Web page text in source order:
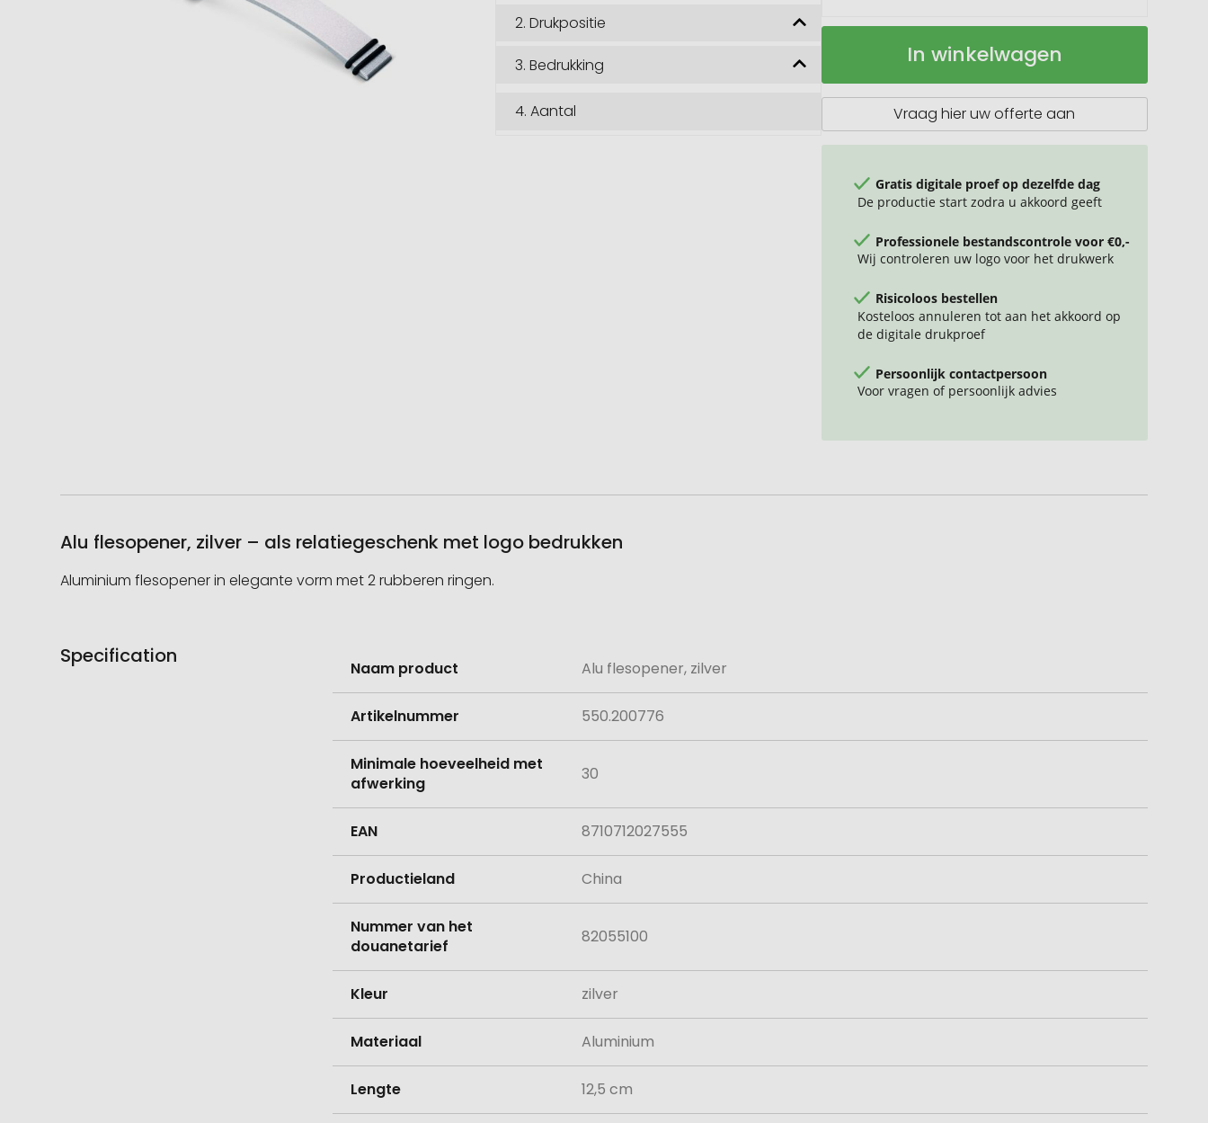
2.Drukpositie
3.Bedrukking
4.Aantal
Aluminium
Op
In winkelwagen
Vraag hier uw offerte aan
Gratis digitale proef op dezelfde dag
De productie start zodra u akkoord geeft
Professionele bestandscontrole voor €0,-
Wij controleren uw logo voor het drukwerk
Risicoloos bestellen
Kosteloos annuleren tot aan het akkoord op
de digitale drukproef
Persoonlijk contactpersoon
Voor vragen of persoonlijk advies
Alu flesopener, zilver – als relatiegeschenk met logo bedrukken
Aluminium flesopener in elegante vorm met 2 rubberen ringen.
Specification
informatie
Naam product Alu flesopener, zilver
Artikelnummer 550.200776
Minimale hoeveelheid met
afwerking
30
EAN 8710712027555
Productieland China
Nummer van het
douanetarief
82055100
Kleur zilver
Materiaal Aluminium
Lengte 12,5 cm